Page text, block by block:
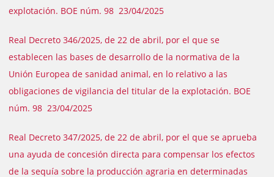
explotación. BOE núm. 98 23/04/2025
Real Decreto 346/2025, de 22 de abril, por el que se
establecen las bases de desarrollo de la normativa de la
Unión Europea de sanidad animal, en lo relativo a las
obligaciones de vigilancia del titular de la explotación. BOE
núm. 98 23/04/2025
Real Decreto 347/2025, de 22 de abril, por el que se aprueba
una ayuda de concesión directa para compensar los efectos
de la sequía sobre la producción agraria en determinadas